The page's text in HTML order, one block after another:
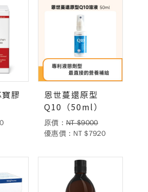
膠
恩世蔓還原型
Q10（50ml）
原價： NT $9000
優惠價：NT $7920